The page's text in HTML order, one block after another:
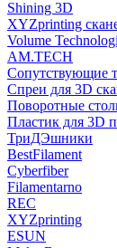
Shining 3D
XYZprinting
Volume
AM.TECH
Сопутствующие
Спреи для 3D
Поворотные
Пластик для 3D
ТриДЭшники
BestFilament
Cyberfiber
Filamentarno
REC
XYZprinting
ESUN